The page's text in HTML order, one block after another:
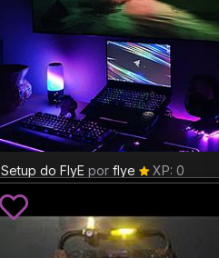
Setup do FlyE por flye XP: 0